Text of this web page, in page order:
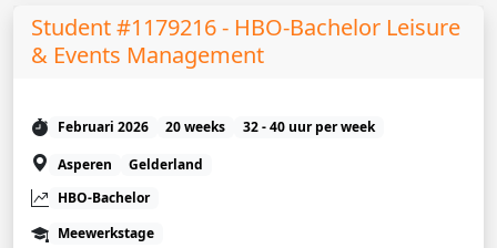
Student #1179216 - HBO-Bachelor Leisure
& Events Management
Februari 2026 20 weeks
32 - 40 uur per week
Asperen
Gelderland
HBO-Bachelor
Meewerkstage